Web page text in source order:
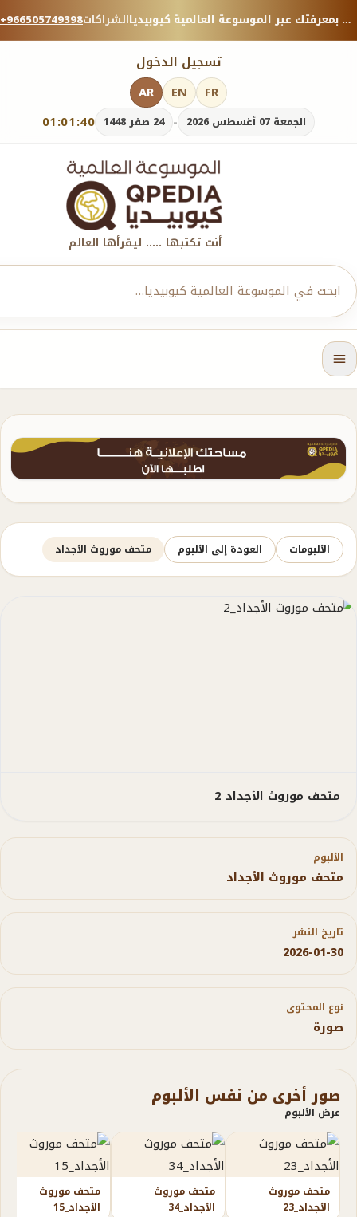
+966505749398الشراكات منصة معرفية موثوقة — شارك بمعرفتك عبر الموسوعة العالمية كيوبيديا.
تسجيل الدخول
01:01:40 الجمعة 07 أغسطس 2026 - 24 صفر 1448
AR EN FR
أنت تكتبها ..... ليقرأها العالم
الألبومات العودة إلى الألبوم متحف موروث الأجداد
متحف موروث الأجداد_2
الألبوم
متحف موروث الأجداد
تاريخ النشر
2026-01-30
نوع المحتوى
صورة
صور أخرى من نفس الألبوم
عرض الألبوم
متحف موروث
الأجداد_23
متحف موروث
الأجداد_34
متحف موروث
الأجداد_15